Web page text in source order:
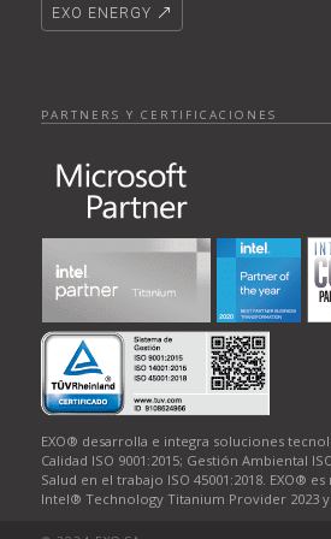
EXO ENERGY
PARTNERS Y CERTIFICACIONES
EXO® desarrolla e integra soluciones
Calidad ISO 9001:2015; Gestión Ambiental
Salud en el trabajo ISO 45001:2018. EXO®
Intel® Technology Titanium Provider 2023